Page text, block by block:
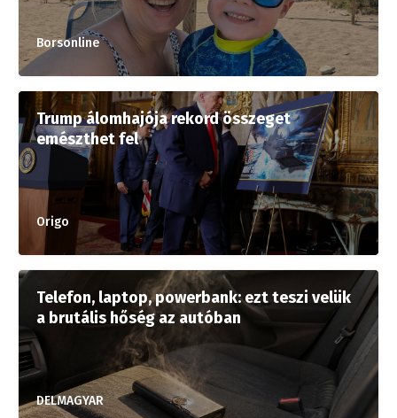
Borsonline
Trump álomhajója rekord összeget
emészthet fel
Origo
Telefon, laptop, powerbank: ezt teszi velük
a brutális hőség az autóban
DELMAGYAR